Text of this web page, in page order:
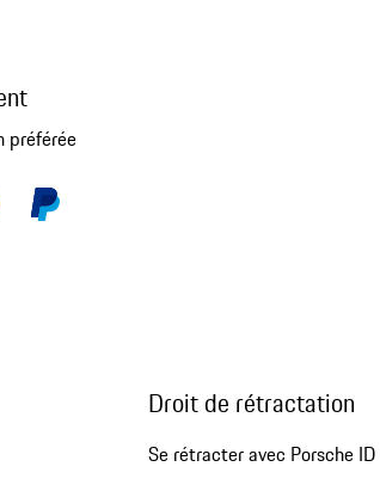
préférée
Droit de rétractation
Se rétracter avec Porsche ID